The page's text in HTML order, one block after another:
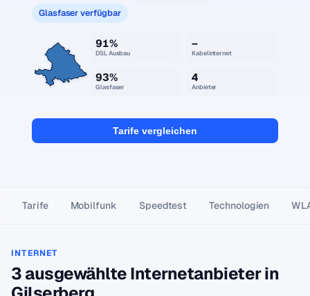
Glasfaser verfügbar
91%
DSL Ausbau
–
Kabelinternet
93%
Glasfaser
4
Anbieter
Tarife vergleichen
Tarife Mobilfunk Speedtest Technologien
INTERNET
3 ausgewählte Internetanbieter in